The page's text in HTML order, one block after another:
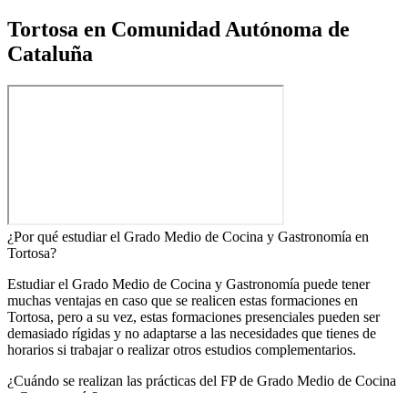
Tortosa en Comunidad Autónoma de
Cataluña
¿Por qué estudiar el Grado Medio de Cocina y Gastronomía en
Tortosa?
Estudiar el Grado Medio de Cocina y Gastronomía puede tener
muchas ventajas en caso que se realicen estas formaciones en
Tortosa, pero a su vez, estas formaciones presenciales pueden ser
demasiado rígidas y no adaptarse a las necesidades que tienes de
horarios si trabajar o realizar otros estudios complementarios.
¿Cuándo se realizan las prácticas del FP de Grado Medio de Cocina